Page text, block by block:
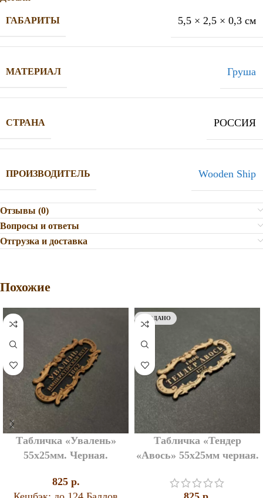
ГАБАРИТЫ 5,5 × 2,5 × 0,3 см
МАТЕРИАЛ Груша
СТРАНА РОССИЯ
ПРОИЗВОДИТЕЛЬ Wooden Ship
Отзывы (0)
Вопросы и ответы
Отгрузка и доставка
Похожие
Табличка «Увалень»
55х25мм. Черная.
825 p.
ПРОДАНО
Табличка «Тендер
«Авось» 55х25мм черная.